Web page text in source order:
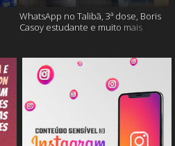
WhatsApp no Talibã, 3ª dose, Boris
Casoy estudante e muito mais